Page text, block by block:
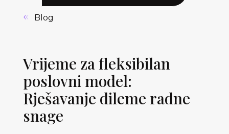
Blog
Vrijeme za fleksibilan
poslovni model:
Rješavanje dileme radne
snage